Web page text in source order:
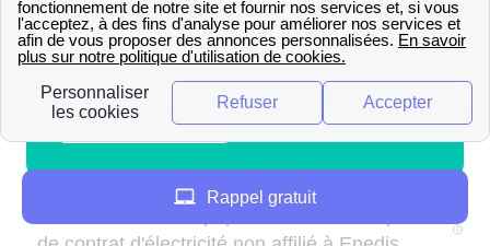
Rappel gratuit